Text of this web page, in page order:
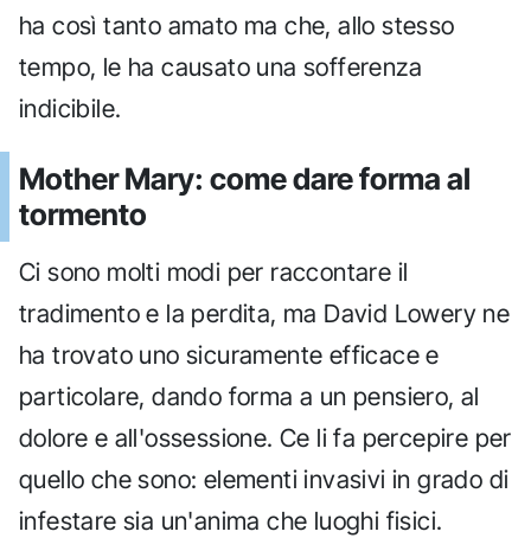
ha così tanto amato ma che, allo stesso
tempo, le ha causato una sofferenza
indicibile.
Mother Mary: come dare forma al
tormento
Ci sono molti modi per raccontare il
tradimento e la perdita, ma David Lowery ne
ha trovato uno sicuramente efficace e
particolare, dando forma a un pensiero, al
dolore e all'ossessione. Ce li fa percepire per
quello che sono: elementi invasivi in grado di
infestare sia un'anima che luoghi fisici.